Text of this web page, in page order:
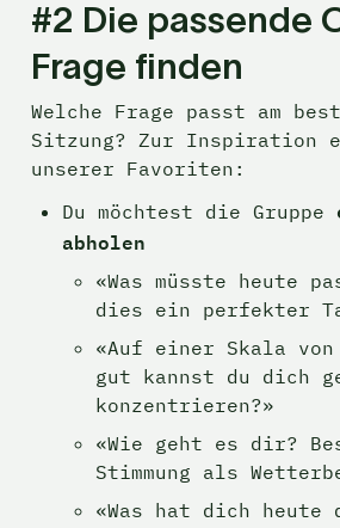
#2 Die passende
Frage finden
Welche Frage passt am
Sitzung? Zur Inspiration
unserer Favoriten:
Du möchtest die Gruppe
abholen
«Was müsste heute
dies ein perfekter
«Auf einer Skala
gut kannst du dich
konzentrieren?»
«Wie geht es dir?
Stimmung als
«Was hat dich heute